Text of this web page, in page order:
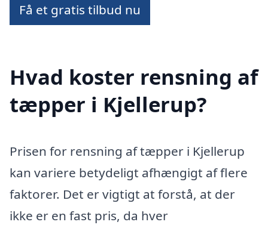
Få et gratis tilbud nu
Hvad koster rensning af
tæpper i Kjellerup?
Prisen for rensning af tæpper i Kjellerup
kan variere betydeligt afhængigt af flere
faktorer. Det er vigtigt at forstå, at der
ikke er en fast pris, da hver